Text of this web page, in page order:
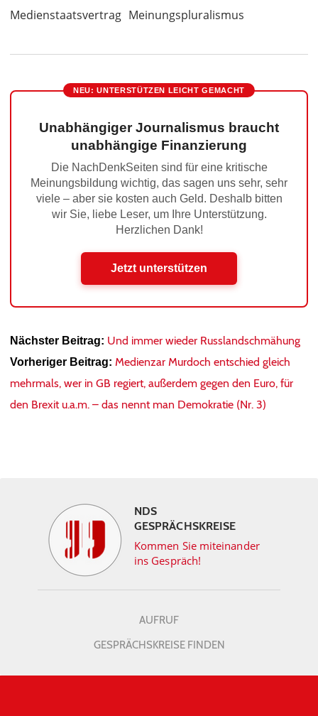
Medienstaatsvertrag Meinungspluralismus
NEU: UNTERSTÜTZEN LEICHT GEMACHT
Unabhängiger Journalismus braucht
unabhängige Finanzierung
Die NachDenkSeiten sind für eine kritische
Meinungsbildung wichtig, das sagen uns sehr, sehr
viele – aber sie kosten auch Geld. Deshalb bitten
wir Sie, liebe Leser, um Ihre Unterstützung.
Herzlichen Dank!
Jetzt unterstützen
Nächster Beitrag: Und immer wieder Russlandschmähung
Vorheriger Beitrag: Medienzar Murdoch entschied gleich
mehrmals, wer in GB regiert, außerdem gegen den Euro, für
den Brexit u.a.m. – das nennt man Demokratie (Nr. 3)
NDS
GESPRÄCHSKREISE
Kommen Sie miteinander
ins Gespräch!
AUFRUF
GESPRÄCHSKREISE FINDEN